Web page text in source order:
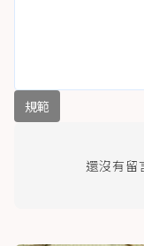
規範
還沒有留